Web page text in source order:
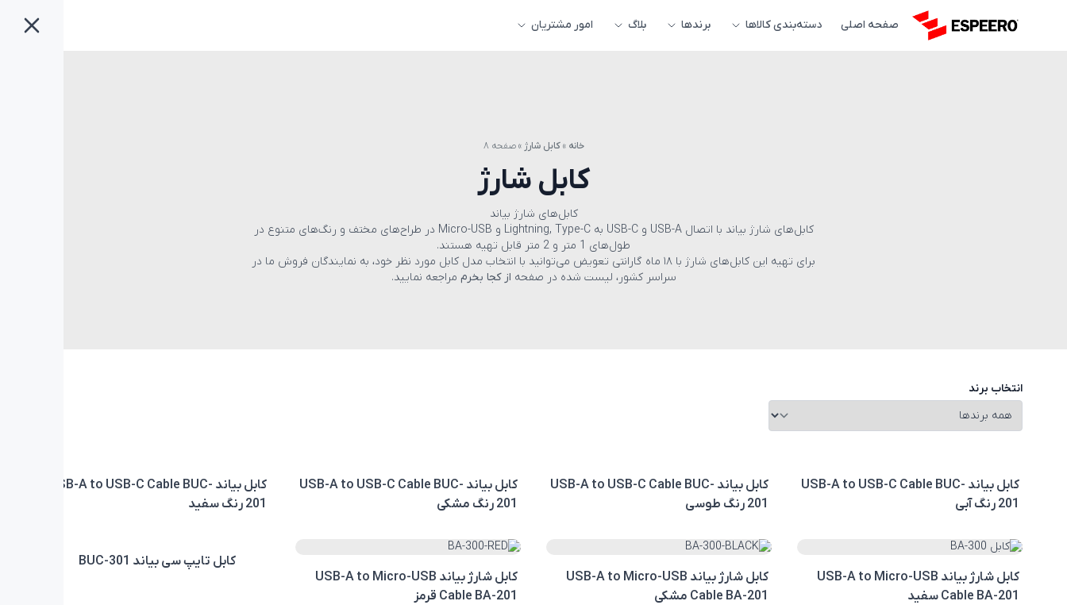
صفحه اصلی دسته‌بندی کالاها برندها بلاگ امور مشتریان
خانه »کابل شارژ »صفحه ۸
کابل شارژ
کابل‌های شارژ بیاند
کابل‌های شارژ بیاند با اتصال USB-A و USB-C به Lightning, Type-C و Micro-USB در طراح‌های مختف و رنگ‌های متنوع در
طول‌های 1 متر و 2 متر قابل تهیه هستند.
برای تهیه این کابل‌های شارژ با ۱۸ ماه گارانتی تعویض می‌توانید با انتخاب مدل کابل مورد نظر خود، به نمایندگان فروش ما در
سراسر کشور، لیست شده در صفحه از کجا بخرم مراجعه نمایید.
انتخاب برند
کابل بیاند USB-A to USB-C Cable BUC-
201 رنگ آبی
کابل بیاند USB-A to USB-C Cable BUC-
201 رنگ طوسی
کابل بیاند USB-A to USB-C Cable BUC-
201 رنگ مشکی
کابل بیاند USB-A to USB-C Cable BUC-
201 رنگ سفید
کابل شارژ بیاند USB-A to Micro-USB
Cable BA-201 سفید
کابل شارژ بیاند USB-A to Micro-USB
Cable BA-201 مشکی
کابل شارژ بیاند USB-A to Micro-USB
Cable BA-201 قرمز
کابل تایپ سی بیاند BUC-301